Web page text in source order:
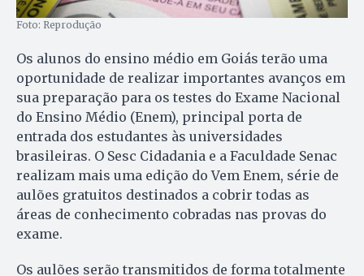
Foto: Reprodução
Os alunos do ensino médio em Goiás terão uma
oportunidade de realizar importantes avanços em
sua preparação para os testes do Exame Nacional
do Ensino Médio (Enem), principal porta de
entrada dos estudantes às universidades
brasileiras. O Sesc Cidadania e a Faculdade Senac
realizam mais uma edição do Vem Enem, série de
aulões gratuitos destinados a cobrir todas as
áreas de conhecimento cobradas nas provas do
exame.
Os aulões serão transmitidos de forma totalmente